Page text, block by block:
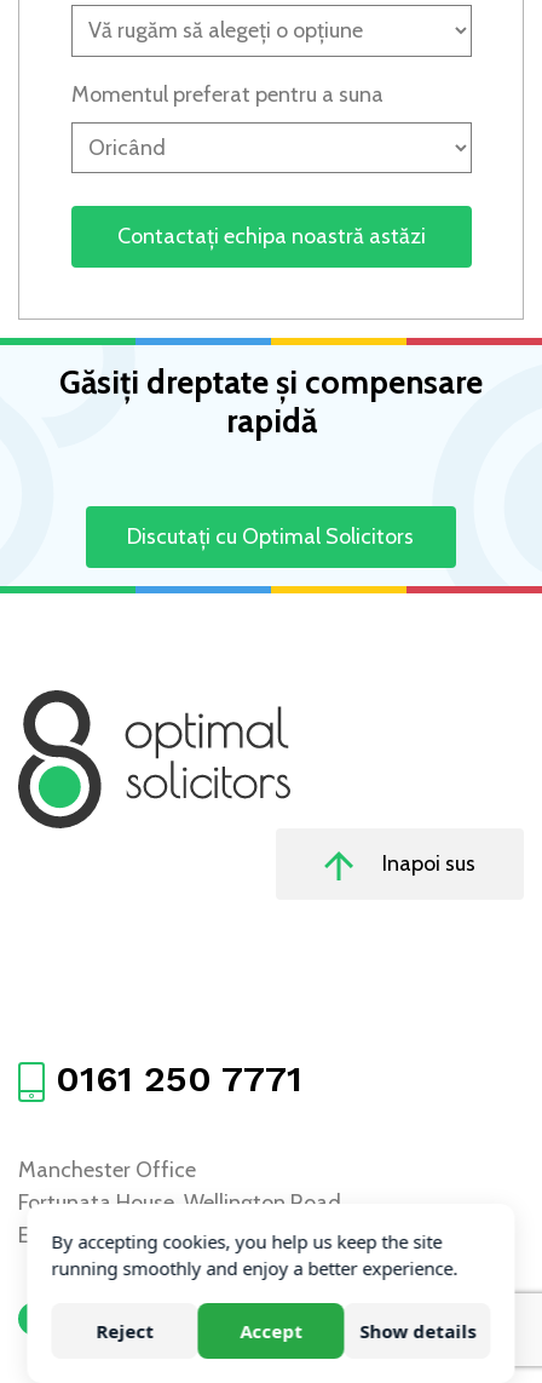
By accepting cookies, you help us keep the site
running smoothly and enjoy a better experience.
Reject Accept Show details
Momentul preferat pentru a suna
Găsiți dreptate și compensare
rapidă
Discutați cu Optimal Solicitors
Inapoi sus
0161 250 7771
Manchester Office
Fortunata House, Wellington Road,
Eccles, Manchester, M30 0DR